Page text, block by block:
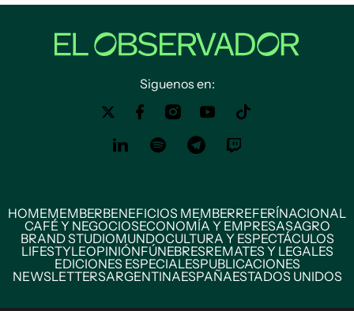
Siguenos en:
HOMEMEMBERBENEFICIOS MEMBERREFERÍNACIONAL
CAFÉ Y NEGOCIOSECONOMÍA Y EMPRESASAGRO
BRAND STUDIOMUNDOCULTURA Y ESPECTÁCULOS
LIFESTYLEOPINIÓNFÚNEBRESREMATES Y LEGALES
EDICIONES ESPECIALESPUBLICACIONES
NEWSLETTERSARGENTINAESPAÑAESTADOS UNIDOS